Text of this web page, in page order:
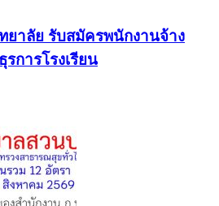
ยาลัย รับสมัครพนักงานจ้าง
การโรงเรียน